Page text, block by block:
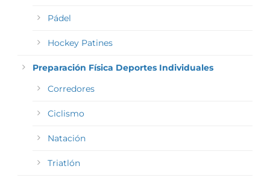
Pádel
Hockey Patines
Preparación Física Deportes Individuales
Corredores
Ciclismo
Natación
Triatlón